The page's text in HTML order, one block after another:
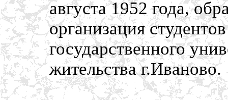
августа 1952 года,
организация
государственного
жительства г.Иваново.